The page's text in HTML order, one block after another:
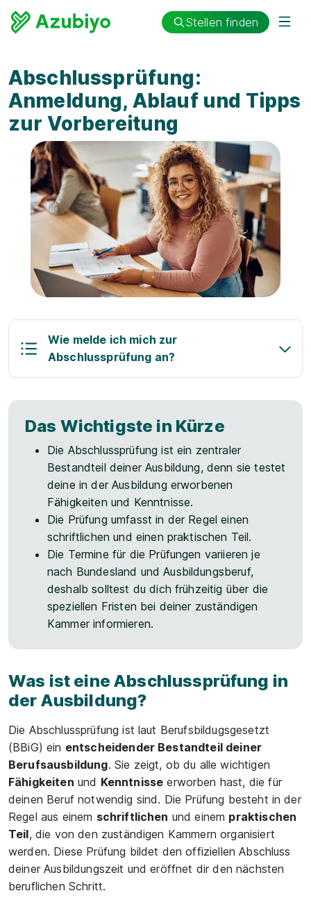
Stellen finden
Abschlussprüfung:
Anmeldung, Ablauf und Tipps
zur Vorbereitung
Wie melde ich mich zur
Abschlussprüfung an?
Das Wichtigste in Kürze
Die Abschlussprüfung ist ein zentraler
Bestandteil deiner Ausbildung, denn sie testet
deine in der Ausbildung erworbenen
Fähigkeiten und Kenntnisse.
Die Prüfung umfasst in der Regel einen
schriftlichen und einen praktischen Teil.
Die Termine für die Prüfungen variieren je
nach Bundesland und Ausbildungsberuf,
deshalb solltest du dich frühzeitig über die
speziellen Fristen bei deiner zuständigen
Kammer informieren.
Was ist eine Abschlussprüfung in
der Ausbildung?
Die Abschlussprüfung ist laut Berufsbildugsgesetzt
(BBiG) ein entscheidender Bestandteil deiner
Berufsausbildung. Sie zeigt, ob du alle wichtigen
Fähigkeiten und Kenntnisse erworben hast, die für
deinen Beruf notwendig sind. Die Prüfung besteht in der
Regel aus einem schriftlichen und einem praktischen
Teil, die von den zuständigen Kammern organisiert
werden. Diese Prüfung bildet den offiziellen Abschluss
deiner Ausbildungszeit und eröffnet dir den nächsten
beruflichen Schritt.